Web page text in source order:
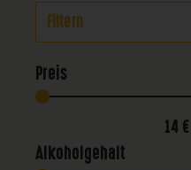
Filtern
Preis
14 €
Alkoholgehalt